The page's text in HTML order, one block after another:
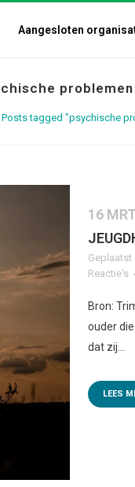
Aangesloten
problemen
Posts tagged "psychische
16
Geplaatst
Reactie's
Bron:
ouder
dat zij...
LEES